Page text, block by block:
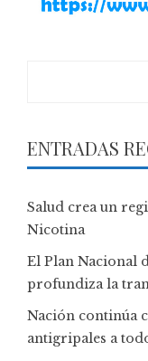
ENTRADAS
Salud crea un
Nicotina
El Plan Nacional
profundiza la
Nación continúa
antigripales a